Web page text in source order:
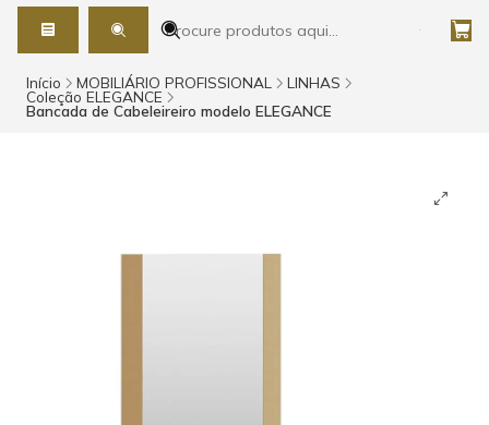
Início MOBILIÁRIO PROFISSIONAL LINHAS
Coleção ELEGANCE
Bancada de Cabeleireiro modelo ELEGANCE